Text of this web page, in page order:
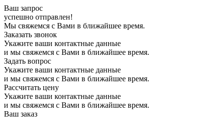
Ваш запрос
успешно отправлен!
Мы свяжемся с Вами в ближайшее время.
Заказать звонок
Укажите ваши контактные данные
и мы свяжемся с Вами в ближайшее время.
Задать вопрос
Укажите ваши контактные данные
и мы свяжемся с Вами в ближайшее время.
Рассчитать цену
Укажите ваши контактные данные
и мы свяжемся с Вами в ближайшее время.
Ваш заказ